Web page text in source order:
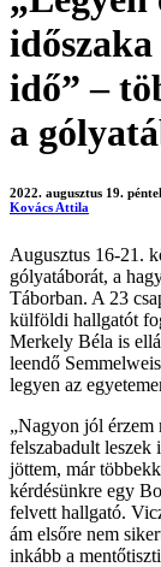
idő” –
a
2022. augusztus 19.
Kovács Attila
Augusztus 16-21.
gólyatáborát, a
Táborban. A 23
külföldi hallgatót
Merkely Béla is
leendő
legyen az
„Nagyon jól érzem
felszabadult leszek
jöttem, már
kérdésünkre egy
felvett hallgató.
ám elsőre nem
inkább a